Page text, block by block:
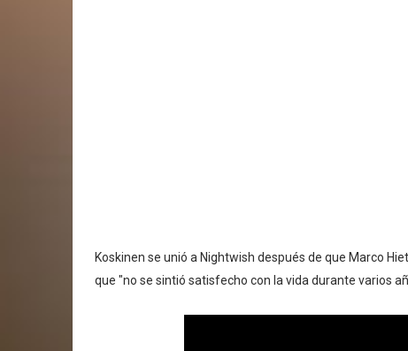
Koskinen se unió a Nightwish después de que Marco
que "no se sintió satisfecho con la vida durante varios